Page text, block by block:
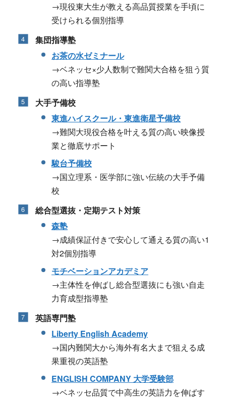
→現役東大生が教える高品質授業を手頃に
受けられる個別指導
集団指導塾
お茶の水ゼミナール
→ベネッセ×少人数制で難関大合格を狙う質
の高い指導塾
大手予備校
東進ハイスクール・東進衛星予備校
→難関大現役合格を叶える質の高い映像授
業と徹底サポート
駿台予備校
→国立理系・医学部に強い伝統の大手予備
校
総合型選抜・定期テスト対策
森塾
→成績保証付きで安心して通える質の高い1
対2個別指導
モチベーションアカデミア
→主体性を伸ばし総合型選抜にも強い自走
力育成型指導塾
英語専門塾
Liberty English Academy
→国内難関大から海外有名大まで狙える成
果重視の英語塾
ENGLISH COMPANY 大学受験部
→ベネッセ品質で中高生の英語力を伸ばす